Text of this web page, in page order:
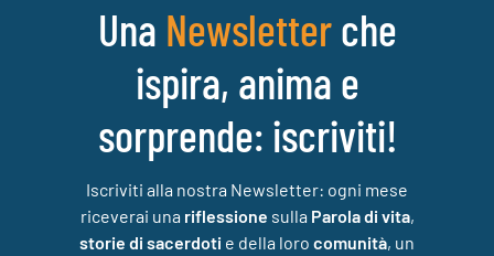
Una Newsletterche
ispira, anima e
sorprende: iscriviti!
Iscriviti alla nostra Newsletter: ogni mese
riceverai una riflessione sulla Parola di vita,
storie di sacerdoti e della loro comunità, un